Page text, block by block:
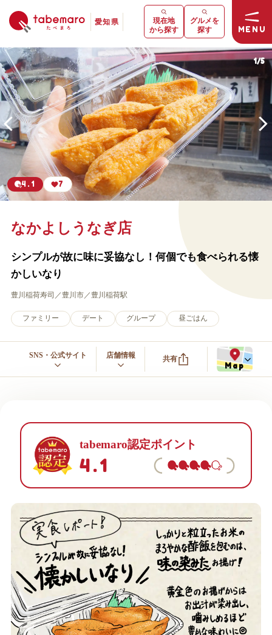
愛知県
MENU
現在地
から探す
グルメを
探す
4.1 7
1/5
なかよしうなぎ店
シンプルが故に味に妥協なし！何個でも食べられる懐
かしいなり
豊川稲荷寿司 豊川市 豊川稲荷駅
ファミリー デート グループ 昼ごはん
SNS・公式サイト 店舗情報 共有
Map
tabemaro認定ポイント
4.1